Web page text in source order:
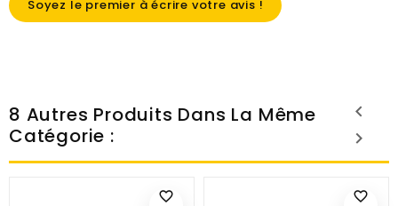
Soyez le premier à écrire votre avis !
8 Autres Produits Dans La Même
Catégorie :
favorite_border favorite_border